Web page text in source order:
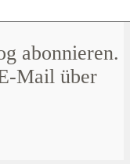
abonnieren.
Mail über